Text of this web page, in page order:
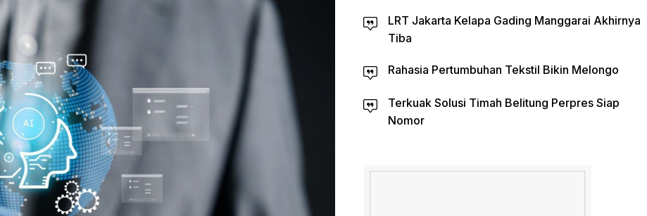
LRT Jakarta Kelapa Gading Manggarai Akhirnya
Tiba
Rahasia Pertumbuhan Tekstil Bikin Melongo
Terkuak Solusi Timah Belitung Perpres Siap
Nomor